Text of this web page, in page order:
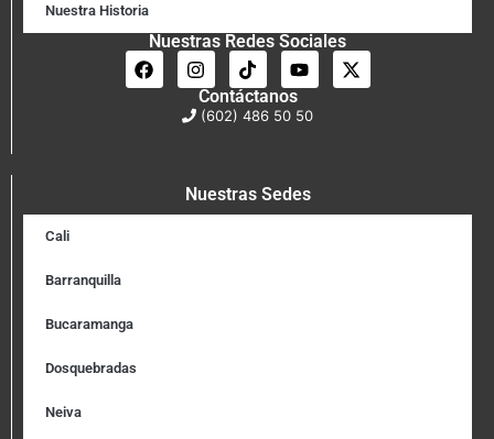
Nuestra Historia
Nuestras Redes Sociales
Contáctanos
(602) 486 50 50
Nuestras Sedes
Cali
Barranquilla
Bucaramanga
Dosquebradas
Neiva